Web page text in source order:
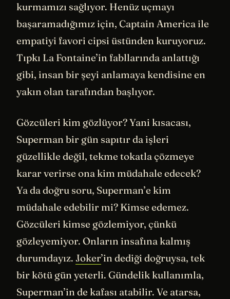
kurmamızı sağlıyor. Henüz uçmayı
başaramadığımız için, Captain America ile
empatiyi favori cipsi üstünden kuruyoruz.
Tıpkı La Fontaine’in fabllarında anlattığı
gibi, insan bir şeyi anlamaya kendisine en
yakın olan tarafından başlıyor.
Gözcüleri kim gözlüyor? Yani kısacası,
Superman bir gün sapıtır da işleri
güzellikle değil, tekme tokatla çözmeye
karar verirse ona kim müdahale edecek?
Ya da doğru soru, Superman’e kim
müdahale edebilir mi? Kimse edemez.
Gözcüleri kimse gözlemiyor, çünkü
gözleyemiyor. Onların insafına kalmış
durumdayız. Joker’in dediği doğruysa, tek
bir kötü gün yeterli. Gündelik kullanımla,
Superman’in de kafası atabilir. Ve atarsa,